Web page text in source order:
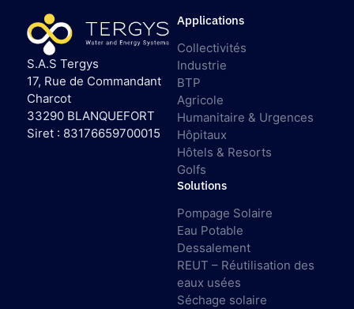
S.A.S Tergys
17, Rue de Commandant
Charcot
33290 BLANQUEFORT
Siret : 83176659700015
Applications
Collectivités
Industrie
BTP
Agricole
Humanitaire & Urgences
Hôpitaux
Hôtels & Resorts
Golfs
Solutions
Pompage Solaire
Eau Potable
Dessalement
REUT – Réutilisation des
eaux usées
Séchage solaire